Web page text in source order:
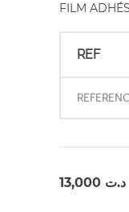
FILM
REF
د.ت